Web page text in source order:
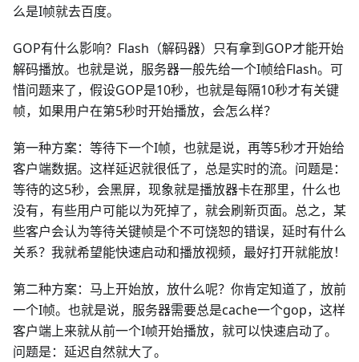
么是I帧就去百度。
GOP有什么影响？Flash（解码器）只有拿到GOP才能开始
解码播放。也就是说，服务器一般先给一个I帧给Flash。可
惜问题来了，假设GOP是10秒，也就是每隔10秒才有关键
帧，如果用户在第5秒时开始播放，会怎么样？
第一种方案：等待下一个I帧，也就是说，再等5秒才开始给
客户端数据。这样延迟就很低了，总是实时的流。问题是：
等待的这5秒，会黑屏，现象就是播放器卡在那里，什么也
没有，有些用户可能以为死掉了，就会刷新页面。总之，某
些客户会认为等待关键帧是个不可饶恕的错误，延时有什么
关系？我就希望能快速启动和播放视频，最好打开就能放！
第二种方案：马上开始放，放什么呢？你肯定知道了，放前
一个I帧。也就是说，服务器需要总是cache一个gop，这样
客户端上来就从前一个I帧开始播放，就可以快速启动了。
问题是：延迟自然就大了。